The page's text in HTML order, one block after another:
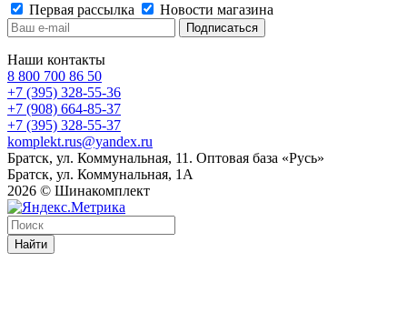
Первая рассылка
Новости магазина
Наши контакты
8 800 700 86 50
+7 (395) 328-55-36
+7 (908) 664-85-37
+7 (395) 328-55-37
komplekt.rus@yandex.ru
Братск, ул. Коммунальная, 11. Оптовая база «Русь»
Братск, ул. Коммунальная, 1А
2026 © Шинакомплект
Найти